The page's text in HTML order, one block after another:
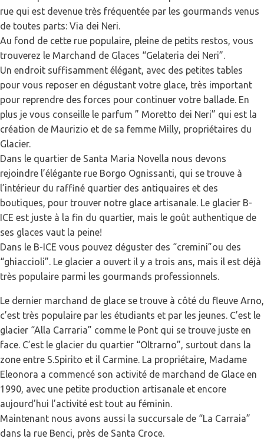
rue qui est devenue très fréquentée par les gourmands venus
de toutes parts: Via dei Neri.
Au fond de cette rue populaire, pleine de petits restos, vous
trouverez le Marchand de Glaces “Gelateria dei Neri”.
Un endroit suffisamment élégant, avec des petites tables
pour vous reposer en dégustant votre glace, très important
pour reprendre des forces pour continuer votre ballade. En
plus je vous conseille le parfum ” Moretto dei Neri” qui est la
création de Maurizio et de sa femme Milly, propriétaires du
Glacier.
Dans le quartier de Santa Maria Novella nous devons
rejoindre l’élégante rue Borgo Ognissanti, qui se trouve à
l’intérieur du raffiné quartier des antiquaires et des
boutiques, pour trouver notre glace artisanale. Le glacier B-
ICE est juste à la fin du quartier, mais le goût authentique de
ses glaces vaut la peine!
Dans le B-ICE vous pouvez déguster des “cremini”ou des
“ghiaccioli”. Le glacier a ouvert il y a trois ans, mais il est déjà
très populaire parmi les gourmands professionnels.
Le dernier marchand de glace se trouve à côté du fleuve Arno,
c’est très populaire par les étudiants et par les jeunes. C’est le
glacier “Alla Carraria” comme le Pont qui se trouve juste en
face. C’est le glacier du quartier “Oltrarno”, surtout dans la
zone entre S.Spirito et il Carmine. La propriétaire, Madame
Eleonora a commencé son activité de marchand de Glace en
1990, avec une petite production artisanale et encore
aujourd’hui l’activité est tout au féminin.
Maintenant nous avons aussi la succursale de “La Carraia”
dans la rue Benci, près de Santa Croce.